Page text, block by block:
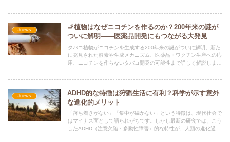
#news
🚬植物はなぜニコチンを作るのか？200年来の謎が
ついに解明――医薬品開発にもつながる大発見
タバコ植物がニコチンを生成する200年来の謎がついに解明。新た
に発見された酵素や生成メカニズム、医薬品・ワクチン生産への応
用、ニコチンを作らないタバコ開発の可能性まで詳しく解説しま
#news
ADHD的な特徴は狩猟生活に有利？科学が示す意外
な進化的メリット
「落ち着きがない」「集中が続かない」という特徴は、現代社会で
はマイナス面として語られがちです。しかし最新の研究では、こう
したADHD（注意欠陥・多動性障害）的な特性が、人類の進化過程